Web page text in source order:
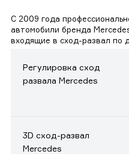
С 2009 года
автомобили бренда
входящие в сход-развал по
Регулировка сход
развала Mercedes
3D сход-развал
Mercedes